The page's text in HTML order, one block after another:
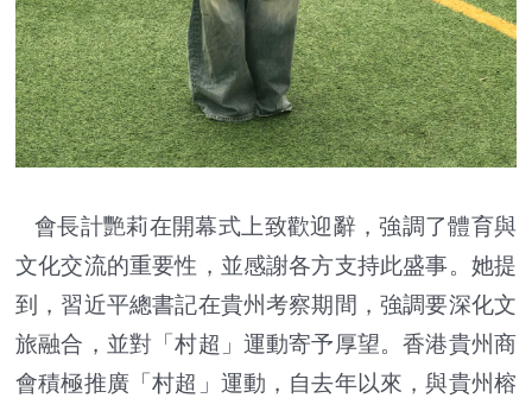
會長計艷莉在開幕式上致歡迎辭，強調了體育與
文化交流的重要性，並感謝各方支持此盛事。她提
到，習近平總書記在貴州考察期間，強調要深化文
旅融合，並對「村超」運動寄予厚望。香港貴州商
會積極推廣「村超」運動，自去年以來，與貴州榕